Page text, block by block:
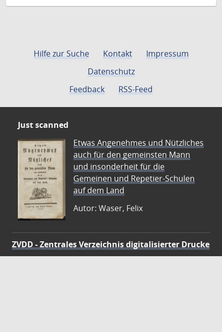
Hilfe zur Suche Kontakt
Impressum
Datenschutz
Feedback
RSS-Feed
Just scanned
Etwas Angenehmes und Nützliches
auch für den gemeinsten Mann
und insonderheit für die
Gemeinen und Repetier-Schulen
auf dem Land
Autor: Waser, Felix
ZVDD - Zentrales Verzeichnis digitalisierter Drucke